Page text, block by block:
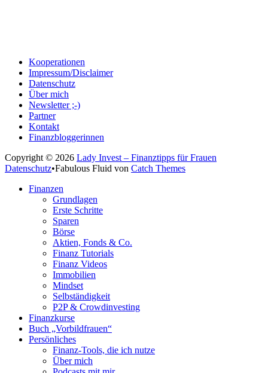
Kooperationen
Impressum/Disclaimer
Datenschutz
Über mich
Newsletter ;-)
Partner
Kontakt
Finanzbloggerinnen
Copyright © 2026 Lady Invest – Finanztipps für Frauen
Datenschutz•Fabulous Fluid von Catch Themes
oben
Finanzen
Grundlagen
Erste Schritte
Sparen
Börse
Aktien, Fonds & Co.
Finanz Tutorials
Finanz Videos
Immobilien
Mindset
Selbständigkeit
P2P & Crowdinvesting
Finanzkurse
Buch „Vorbildfrauen“
Persönliches
Finanz-Tools, die ich nutze
Über mich